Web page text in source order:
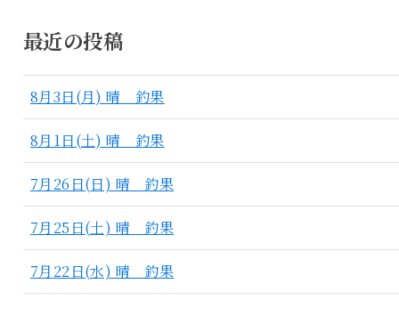
最近の投稿
8月3日(月) 晴 釣果
8月1日(土) 晴 釣果
7月26日(日) 晴 釣果
7月25日(土) 晴 釣果
7月22日(水) 晴 釣果